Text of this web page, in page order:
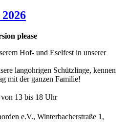
please
Hof- und Eselfest in unserer
langohrigen Schützlinge, kennen
mit der ganzen Familie!
13 bis 18 Uhr
e.V., Winterbacherstraße 1,